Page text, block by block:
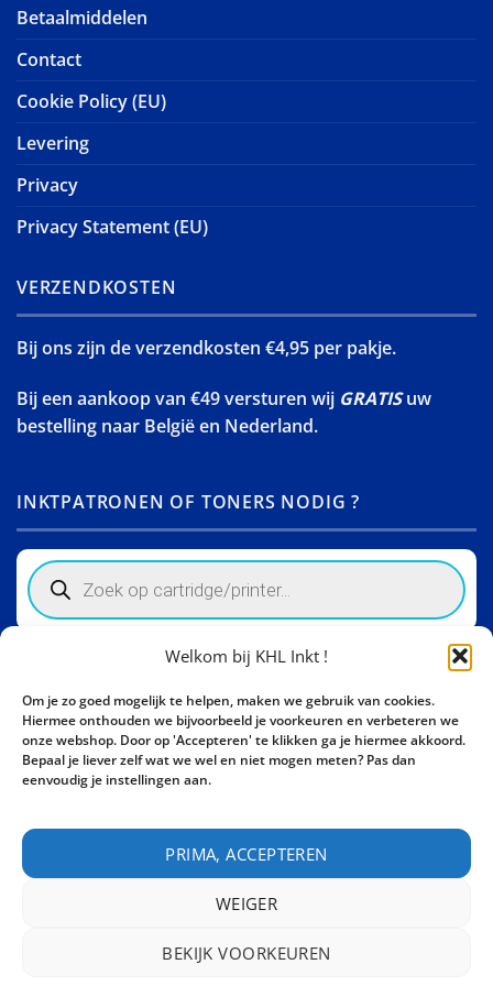
Welkom bij KHL Inkt !
Om je zo goed mogelijk te helpen, maken we gebruik van cookies.
Hiermee onthouden we bijvoorbeeld je voorkeuren en verbeteren we
onze webshop. Door op 'Accepteren' te klikken ga je hiermee akkoord.
Bepaal je liever zelf wat we wel en niet mogen meten? Pas dan
eenvoudig je instellingen aan.
PRIMA, ACCEPTEREN
WEIGER
BEKIJK VOORKEUREN
Betaalmiddelen
Contact
Cookie Policy (EU)
Levering
Privacy
Privacy Statement (EU)
VERZENDKOSTEN
Bij ons zijn de verzendkosten €4,95 per pakje.
Bij een aankoop van €49 versturen wij GRATISuw
bestelling naar België en Nederland.
INKTPATRONEN OF TONERS NODIG ?
Products
search
Activity Invest BV - KHL, Kempische Steenweg 274
3500 Hasselt - België BE0862447190
Bel ons nu:+32 11 261499